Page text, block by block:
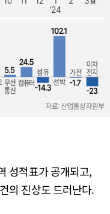
성적표가 공개되고,
의 진상도 드러난다.